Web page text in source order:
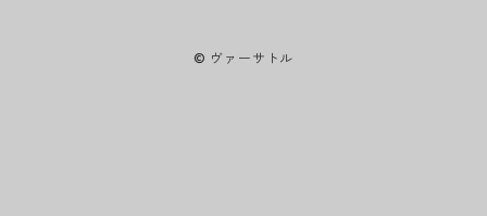
© ヴァーサトル